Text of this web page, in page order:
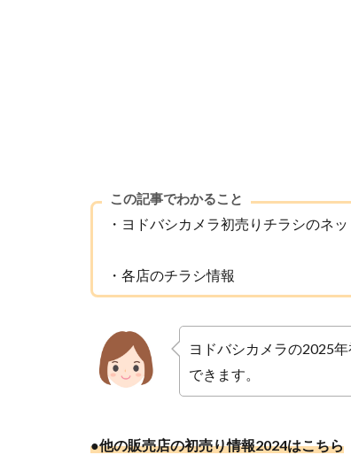
この記事でわかること
・ヨドバシカメラ初売りチラシのネ
・各店のチラシ情報
ヨドバシカメラの2025
できます。
●他の販売店の初売り情報2024はこちら